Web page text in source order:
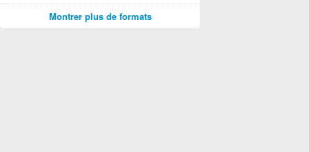
Montrer plus de formats